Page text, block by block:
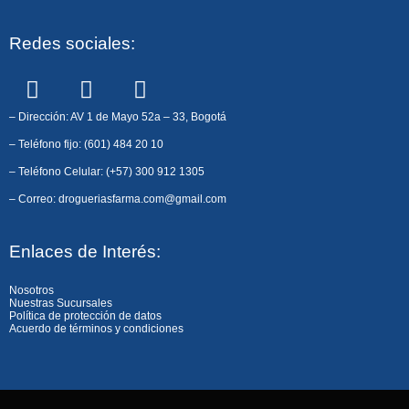
Redes sociales:
F
a
c
e
b
o
I
n
s
t
a
g
m
W
h
a
t
s
a
– Dirección: AV 1 de Mayo 52a – 33, Bogotá
– Teléfono fijo: (601) 484 20 10
– Teléfono Celular: (+57) 300 912 1305
– Correo: drogueriasfarma.com@gmail.com
Enlaces de Interés:
Nosotros
Nuestras Sucursales
Política de protección de datos
Acuerdo de términos y condiciones